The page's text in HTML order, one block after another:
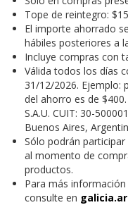
Tope de reintegro:
El importe ahorrado
hábiles posteriores a
Incluye compras con
Válida todos los días
31/12/2026. Ejemplo:
del ahorro es de
S.A.U. CUIT: 30-
Buenos Aires,
Sólo podrán
al momento de
productos.
Para más
consulte en galicia.ar